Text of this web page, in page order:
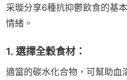
采璇分享6種抗抑鬱飲食的基
情緒。
1. 選擇全穀食材：
適當的碳水化合物，可幫助血